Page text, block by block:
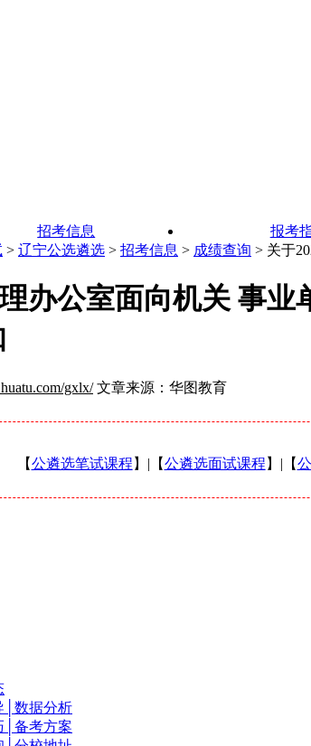
招考信息 报考
> 辽宁公选遴选 > 招考信息 > 成绩查询 > 关于
办公室面向机关 事
gxlx/ 文章来源：华图教育
【公遴选笔试课程 】|【公遴选面试课程 】|【
│数据分析
│备考方案